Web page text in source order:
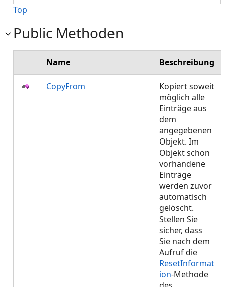
Top
Public Methoden
Name Beschreibung
CopyFrom
Kopiert soweit
möglich alle
Einträge aus
dem
angegebenen
Objekt. Im
Objekt schon
vorhandene
Einträge
werden zuvor
automatisch
gelöscht.
Stellen Sie
sicher, dass
Sie nach dem
Aufruf die
ResetInformat
ion-Methode